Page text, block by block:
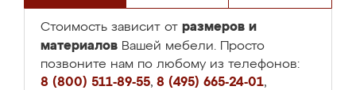
Стоимость зависит от размеров и
материалов Вашей мебели. Просто
позвоните нам по любому из телефонов:
8 (800) 511-89-55, 8 (495) 665-24-01,